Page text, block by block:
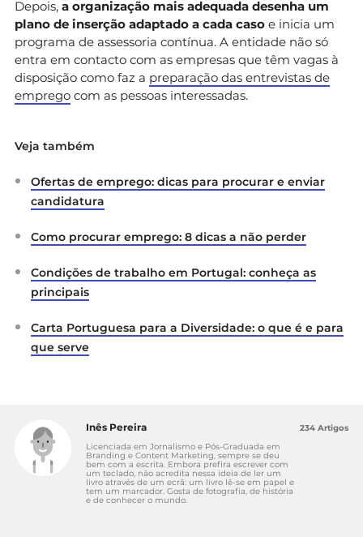
Depois, a organização mais adequada desenha um
plano de inserção adaptado a cada caso e inicia um
programa de assessoria contínua. A entidade não só
entra em contacto com as empresas que têm vagas à
disposição como faz a preparação das entrevistas de
emprego com as pessoas interessadas.
Veja também
Ofertas de emprego: dicas para procurar e enviar
candidatura
Como procurar emprego: 8 dicas a não perder
Condições de trabalho em Portugal: conheça as
principais
Carta Portuguesa para a Diversidade: o que é e para
que serve
Inês Pereira
Licenciada em Jornalismo e Pós-Graduada em
Branding e Content Marketing, sempre se deu
bem com a escrita. Embora prefira escrever com
um teclado, não acredita nessa ideia de ler um
livro através de um ecrã: um livro lê-se em papel e
tem um marcador. Gosta de fotografia, de história
e de conhecer o mundo.
234 Artigos